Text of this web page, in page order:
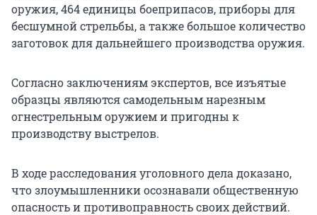
оружия, 464 единицы боеприпасов, приборы для
бесшумной стрельбы, а также большое количество
заготовок для дальнейшего производства оружия.
Согласно заключениям экспертов, все изъятые
образцы являются самодельным нарезным
огнестрельным оружием и пригодны к
производству выстрелов.
В ходе расследования уголовного дела доказано,
что злоумышленники осознавали общественную
опасность и противоправность своих действий.